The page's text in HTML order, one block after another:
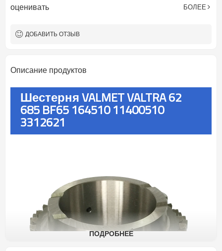
Процесс Бритье зубов
оценивать БОЛЕЕ
ДОБАВИТЬ ОТЗЫВ
Описание продуктов
Шестерня VALMET VALTRA 62
685 BF65 164510 11400510
3312621
ПОДРОБНЕЕ